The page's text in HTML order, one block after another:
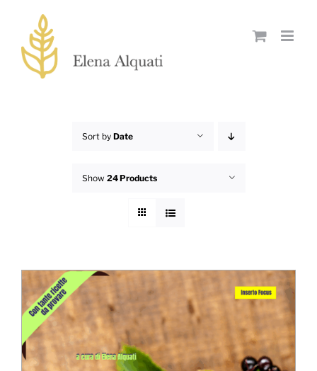
content
Sort by Date
Show 24 Products